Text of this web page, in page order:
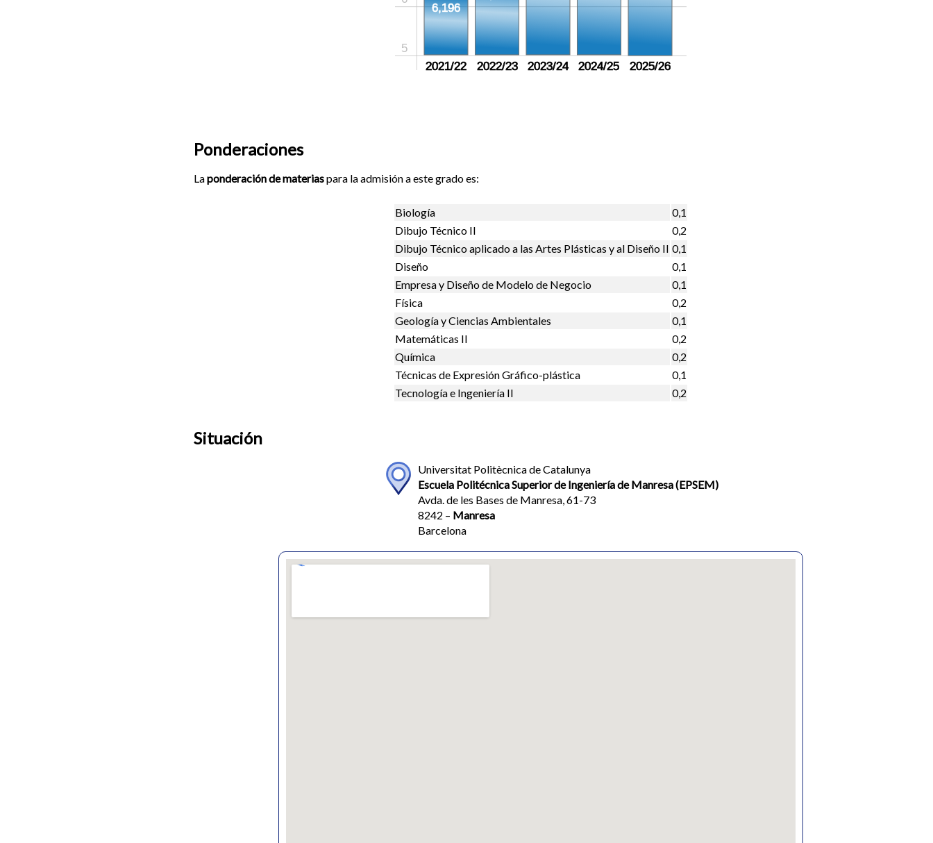
5
6,196
2021/22 2022/23 2023/24 2024/25 2025/26
Ponderaciones
Laponderación de materiaspara la admisión a este grado es:
Biología
0,1
Dibujo Técnico II
0,2
Dibujo Técnico aplicado a las Artes Plásticas y al Diseño II 0,1
Diseño
0,1
Empresa y Diseño de Modelo de Negocio
0,1
Física
0,2
Geología y Ciencias Ambientales
0,1
Matemáticas II
0,2
Química
0,2
Técnicas de Expresión Gráfico-plástica
0,1
Tecnología e Ingeniería II
0,2
Situación
Universitat Politècnica de Catalunya
Escuela Politécnica Superior de Ingeniería de Manresa (EPSEM)
Avda. de les Bases de Manresa, 61-73
8242 – Manresa
Barcelona